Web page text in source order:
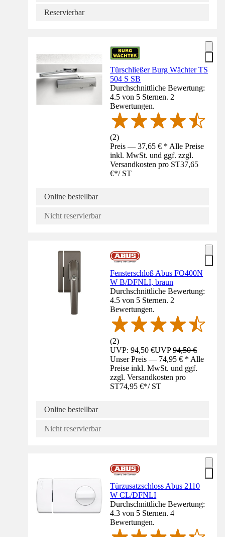
Reservierbar
Türschließer Burg Wächter TS
504 S SB
Durchschnittliche Bewertung:
4.5 von 5 Sternen. 2
Bewertungen.
(2)
Preis — 37,65 € * Alle Preise
inkl. MwSt. und ggf. zzgl.
Versandkosten pro ST37,65
€*/ ST
Online bestellbar
Nicht reservierbar
Fensterschloß Abus FO400N
W B/DFNLI, braun
Durchschnittliche Bewertung:
4.5 von 5 Sternen. 2
Bewertungen.
(2)
UVP: 94,50 €UVP94,50 €
Unser Preis — 74,95 € * Alle
Preise inkl. MwSt. und ggf.
zzgl. Versandkosten pro
ST74,95 €*/ ST
Online bestellbar
Nicht reservierbar
Türzusatzschloss Abus 2110
W CL/DFNLI
Durchschnittliche Bewertung:
4.3 von 5 Sternen. 4
Bewertungen.